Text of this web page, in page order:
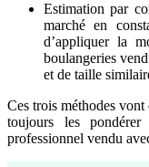
Estimation par
marché en
d’appliquer la
boulangeries
et de taille
Ces trois méthodes vont
toujours les
professionnel vendu